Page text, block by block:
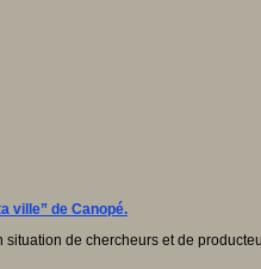
ville” de Canopé.
situation de chercheurs et de